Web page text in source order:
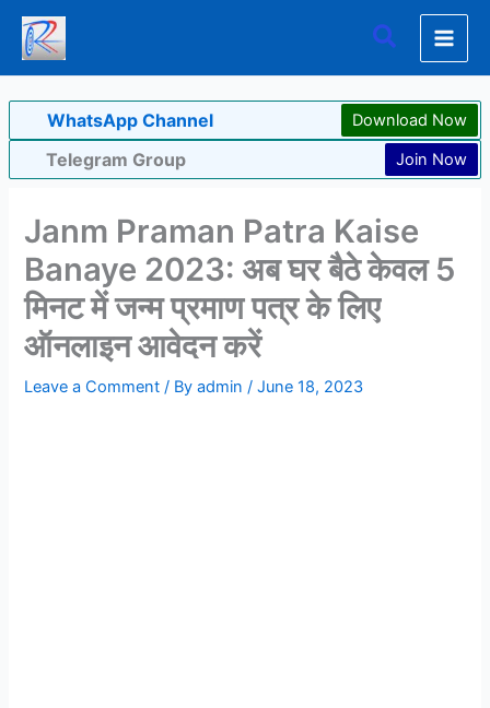
Skip
content
Search
WhatsApp Channel Download Now
Telegram Group Join Now
Janm Praman Patra Kaise
Banaye 2023: अब घर बैठे केवल 5
मिनट में जन्म प्रमाण पत्र के लिए
ऑनलाइन आवेदन करें
Leave a Comment / Byadmin/June 18, 2023